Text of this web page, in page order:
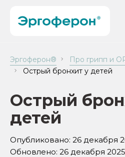
Эргоферон®
Про грипп и
Острый бронхит у детей
Острый
детей
Опубликовано: 26 декабря
Обновлено: 26 декабря 2025